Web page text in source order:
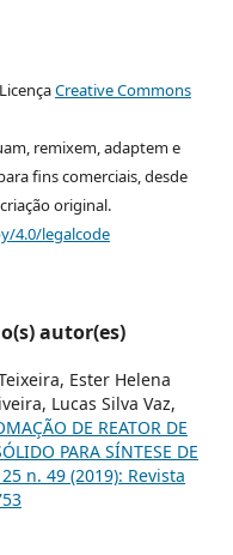
Creative Commons
remixem, adaptem e
fins comerciais, desde
original.
4.0/legalcode
autor(es)
Ester Helena
Lucas Silva Vaz,
DE REATOR DE
PARA SÍNTESE DE
n. 49 (2019): Revista